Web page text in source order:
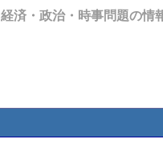
経済・政治・時事問題の情